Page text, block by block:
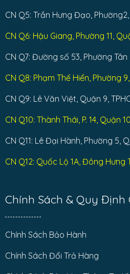
CN Q5: Trần Hưng Đạo,
CN Q6: Hậu Giang, Phường 11,
CN Q7: Đường số 53, Phường
CN Q8: Phạm Thế Hiển, Phường
CN Q9: Lê Văn Việt, Quận 9,
CN Q10: Thành Thái, P. 14, Quận
CN Q11: Lê Đại Hành, Phường 5,
CN Q12: Quốc Lộ 1A, Đông Hưng
Chính Sách & Quy Định
Chính Sách Bảo Hành
Chính Sách Đổi Trả Hàng